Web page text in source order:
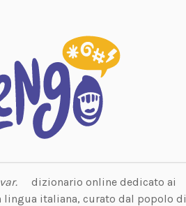
dizionario online dedicato ai
lingua italiana, curato dal popolo di